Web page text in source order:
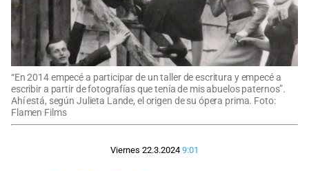
“En 2014 empecé a participar de un taller de escritura y empecé a
escribir a partir de fotografías que tenía de mis abuelos paternos”.
Ahí está, según Julieta Lande, el origen de su ópera prima. Foto:
Flamen Films
Viernes 22.3.2024 9:01